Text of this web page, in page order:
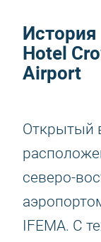
Hotel
Airport
Открытый
IFEMA. С